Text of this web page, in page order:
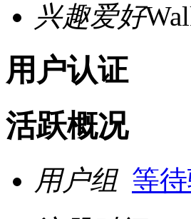
兴趣爱好
用户认证
活跃概况
用户组 等